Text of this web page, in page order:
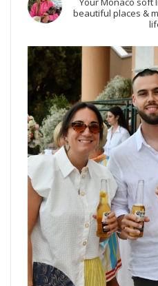
beautiful places &